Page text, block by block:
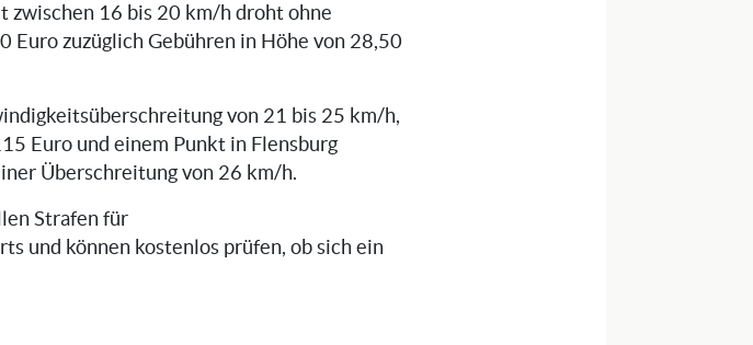
zwischen 16 bis 20 km/h droht ohne
Euro zuzüglich Gebühren in Höhe von 28,50
von 21 bis 25 km/h,
Euro und einem Punkt in Flensburg
Überschreitung von 26 km/h.
Strafen für
und können kostenlos prüfen, ob sich ein